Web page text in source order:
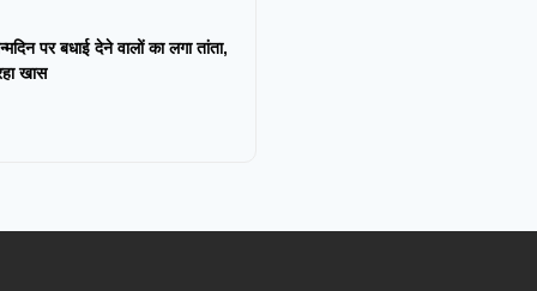
पर बधाई देने वालों का लगा तांता,
खास